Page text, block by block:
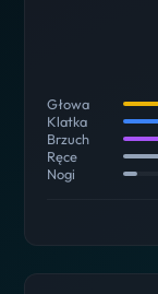
Głowa
Klatka
Brzuch
Ręce
Nogi